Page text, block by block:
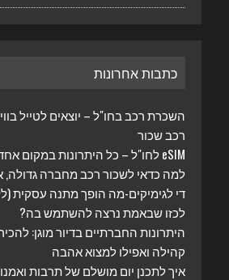
כתבות אחרונות
השכרת רכב בחו"ל – יוצאים לטייל
רכב שכור
eSIM לחו"ל – כל היתרונות במקום אחד
למה כדאי לשכור רכב מחברה גדולה,
די לגימיקים-מה הופך מתנה עסקית
לכזו שבאמת נרצה להשתמש בה?
היתרונות החברתיים בדיור מוגן:
קהילה ואפילו למצוא אהבה
איך לתכנן יום מושלם של תרבות